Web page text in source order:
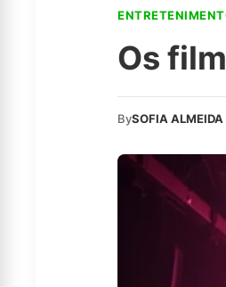
Os
BySOFIA ALMEIDA